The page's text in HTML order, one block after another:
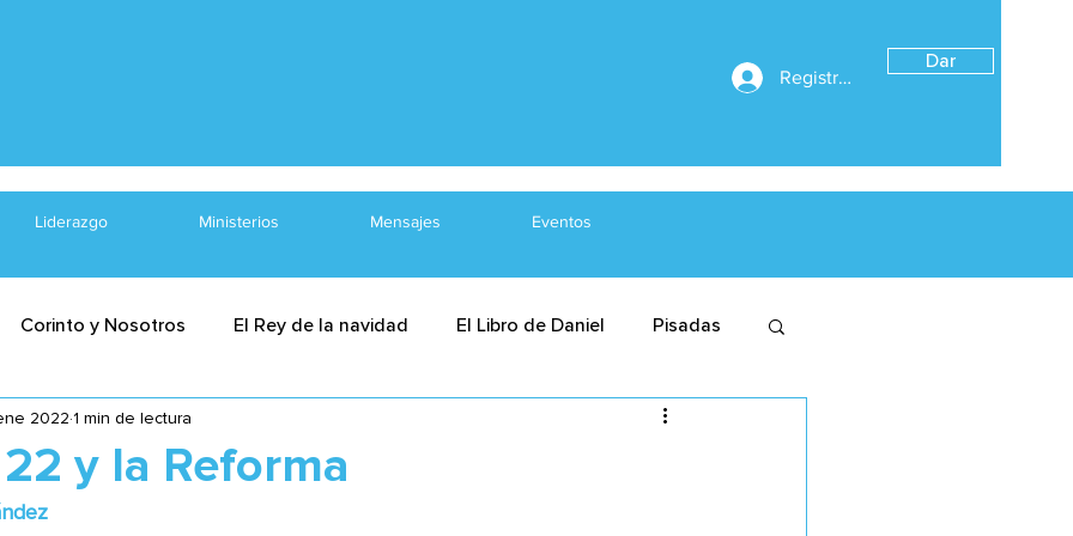
Registrarse
Dar
Liderazgo Ministerios Mensajes Eventos
Corinto y Nosotros El Rey de la navidad El Libro de Daniel Pisadas
Cueste lo que cueste
y la Reforma
2022 1 min de lectura